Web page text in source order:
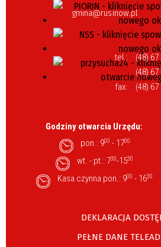
gmina@rusinow.pl
tel.:
(48)
(48)
fax:
(48)
Godziny otwarcia Urzędu:
pon.: 900 - 1700
wt. - pt.: 730-1530
Kasa czynna pon.: 900 - 1630
DEKLARACJA
PEŁNE DANE